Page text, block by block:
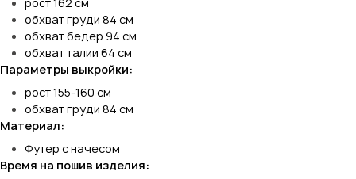
обхват груди 84 см
обхват бедер 94 см
обхват талии 64 см
Параметры выкройки:
рост 155-160 см
обхват груди 84 см
Материал:
Футер с начесом
Время на пошив изделия: